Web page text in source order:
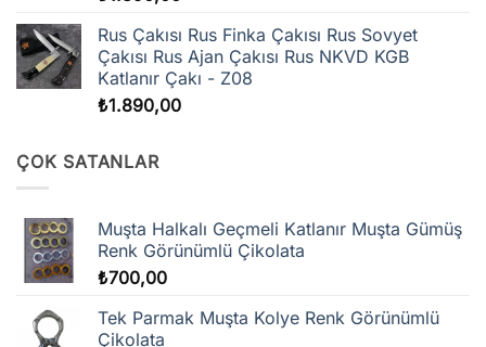
Rus Çakısı Rus Finka Çakısı Rus Sovyet
Çakısı Rus Ajan Çakısı Rus NKVD KGB
Katlanır Çakı - Z08
₺1.890,00
ÇOK SATANLAR
Muşta Halkalı Geçmeli Katlanır Muşta Gümüş
Renk Görünümlü Çikolata
₺700,00
Tek Parmak Muşta Kolye Renk Görünümlü
Çikolata